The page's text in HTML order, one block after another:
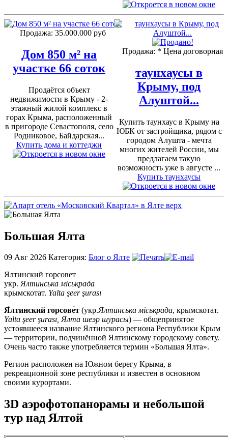
Продажа: 35.000.000 руб
Дом 850 м² на
участке 66 соток
Продаётся объект
недвижимости в Крыму - 2-
этажный жилой комплекс в
горах Крыма, расположенный
в пригороде Севастополя, село
Родниковое, Байдарская...
Купить дома и коттеджи
Продажа: * Цена договорная
таунхаусы в
Крыму, под
Алуштой...
Купить таунхаус в Крыму на
ЮБК от застройщика, рядом с
городом Алушта - мечта
многих жителей России, мы
предлагаем такую
возможность уже в августе ...
Купить таунхаусы
Большая Ялта
09 Авг 2026 Категория: Блог о Ялте
Ялтинский горсовет
укр.Ялтинська міськрада
крымскотат. Yalta şeer şurası
Я́лтинский горсове́т (укр.Ялтинська міськрада, крымскотат.
Yalta şeer şurası, Ялта шеэр шурасы) — общепринятое
устоявшееся название Ялтинского региона Республики Крым
— территории, подчинённой Ялтинскому городскому совету.
Очень часто также употребляется термин «Большая Ялта».
Регион расположен на Южном берегу Крыма, в
рекреационной зоне республики и известен в основном
своими курортами.
3D аэрофотопанорамы и небольшой
тур над Ялтой